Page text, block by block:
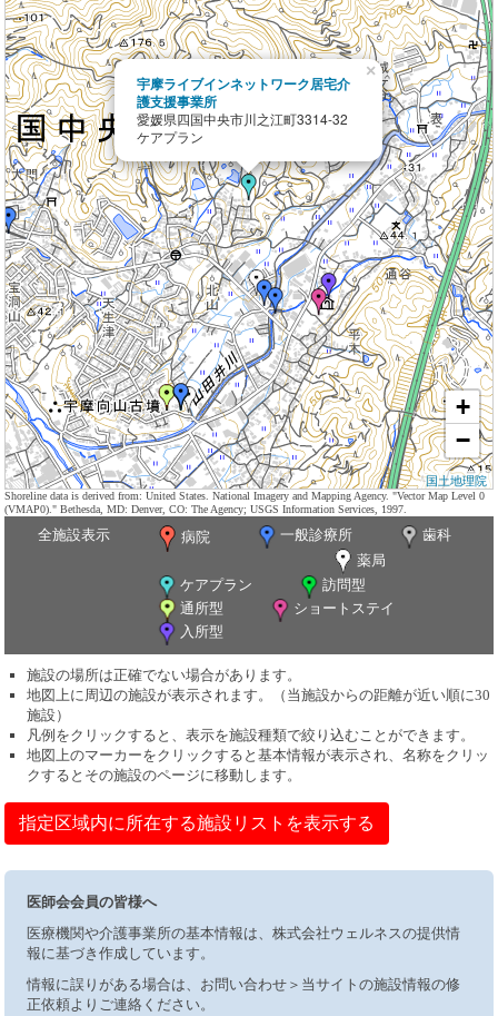
宇摩ライブインネットワーク居宅介
護支援事業所
愛媛県四国中央市川之江町3314-32
ケアプラン
×
+
−
国土地理院
Shoreline data is derived from: United States. National Imagery and Mapping Agency. "Vector Map Level 0
(VMAP0)." Bethesda, MD: Denver, CO: The Agency; USGS Information Services, 1997.
全施設表示 病院 一般診療所
歯科
薬局
ケアプラン
訪問型
通所型
ショートステイ
入所型
施設の場所は正確でない場合があります。
地図上に周辺の施設が表示されます。（当施設からの距離が近い順に30
施設）
凡例をクリックすると、表示を施設種類で絞り込むことができます。
地図上のマーカーをクリックすると基本情報が表示され、名称をクリッ
クするとその施設のページに移動します。
指定区域内に所在する施設リストを表示する
医師会会員の皆様へ
医療機関や介護事業所の基本情報は、株式会社ウェルネスの提供情
報に基づき作成しています。
情報に誤りがある場合は、お問い合わせ＞当サイトの施設情報の修
正依頼よりご連絡ください。